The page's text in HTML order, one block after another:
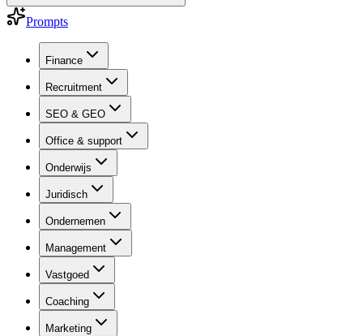
Prompts
Finance
Recruitment
SEO & GEO
Office & support
Onderwijs
Juridisch
Ondernemen
Management
Vastgoed
Coaching
Marketing